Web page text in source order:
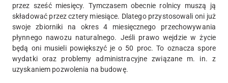
przez sześć miesięcy. Tymczasem obecnie rolnicy muszą ją
składować przez cztery miesiące. Dlatego przystosowali oni już
swoje zbiorniki na okres 4 miesięcznego przechowywania
płynnego nawozu naturalnego. Jeśli prawo wejdzie w życie
będą oni musieli powiększyć je o 50 proc. To oznacza spore
wydatki oraz problemy administracyjne związane m. in. z
uzyskaniem pozwolenia na budowę.